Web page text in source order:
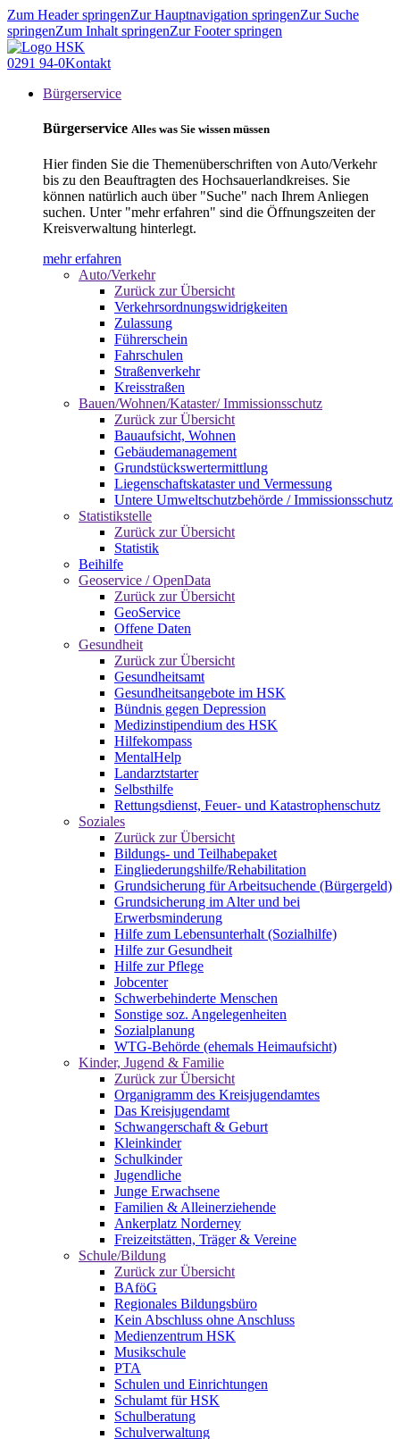
Zum Header springenZur Hauptnavigation springenZur Suche
springenZum Inhalt springenZur Footer springen
0291 94-0Kontakt
Bürgerservice
Bürgerservice Alles was Sie wissen müssen
Hier finden Sie die Themenüberschriften von Auto/Verkehr
bis zu den Beauftragten des Hochsauerlandkreises. Sie
können natürlich auch über "Suche" nach Ihrem Anliegen
suchen. Unter "mehr erfahren" sind die Öffnungszeiten der
Kreisverwaltung hinterlegt.
mehr erfahren
Auto/Verkehr
Zurück zur Übersicht
Verkehrsordnungswidrigkeiten
Zulassung
Führerschein
Fahrschulen
Straßenverkehr
Kreisstraßen
Bauen/Wohnen/Kataster/ Immissionsschutz
Zurück zur Übersicht
Bauaufsicht, Wohnen
Gebäudemanagement
Grundstückswertermittlung
Liegenschaftskataster und Vermessung
Untere Umweltschutzbehörde / Immissionsschutz
Statistikstelle
Zurück zur Übersicht
Statistik
Beihilfe
Geoservice / OpenData
Zurück zur Übersicht
GeoService
Offene Daten
Gesundheit
Zurück zur Übersicht
Gesundheitsamt
Gesundheitsangebote im HSK
Bündnis gegen Depression
Medizinstipendium des HSK
Hilfekompass
MentalHelp
Landarztstarter
Selbsthilfe
Rettungsdienst, Feuer- und Katastrophenschutz
Soziales
Zurück zur Übersicht
Bildungs- und Teilhabepaket
Eingliederungshilfe/Rehabilitation
Grundsicherung für Arbeitsuchende (Bürgergeld)
Grundsicherung im Alter und bei
Erwerbsminderung
Hilfe zum Lebensunterhalt (Sozialhilfe)
Hilfe zur Gesundheit
Hilfe zur Pflege
Jobcenter
Schwerbehinderte Menschen
Sonstige soz. Angelegenheiten
Sozialplanung
WTG-Behörde (ehemals Heimaufsicht)
Kinder, Jugend & Familie
Zurück zur Übersicht
Organigramm des Kreisjugendamtes
Das Kreisjugendamt
Schwangerschaft & Geburt
Kleinkinder
Schulkinder
Jugendliche
Junge Erwachsene
Familien & Alleinerziehende
Ankerplatz Norderney
Freizeitstätten, Träger & Vereine
Schule/Bildung
Zurück zur Übersicht
BAföG
Regionales Bildungsbüro
Kein Abschluss ohne Anschluss
Medienzentrum HSK
Musikschule
PTA
Schulen und Einrichtungen
Schulamt für HSK
Schulberatung
Schulverwaltung